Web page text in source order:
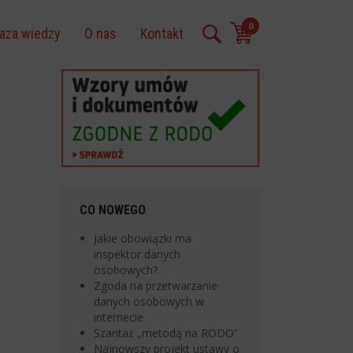
wiedzy O nas Kontakt 0
CO NOWEGO
Jakie obowiązki ma
inspektor danych
osobowych?
Zgoda na przetwarzanie
danych osobowych w
internecie
Szantaż „metodą na RODO”
Najnowszy projekt ustawy o